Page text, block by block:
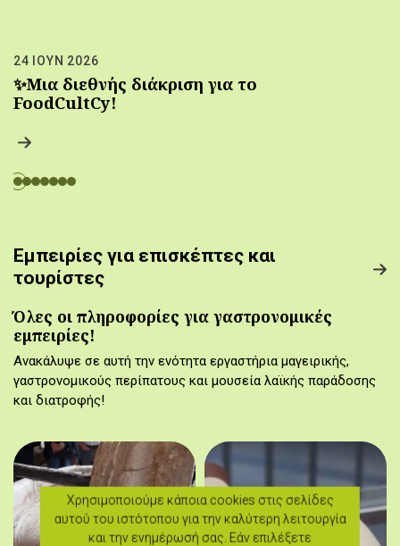
24 ΙΟΥΝ 2026
✨Μια διεθνής διάκριση για το
FoodCultCy!
Εμπειρίες για επισκέπτες και
τουρίστες
Όλες οι πληροφορίες για γαστρονομικές
εμπειρίες!
Ανακάλυψε σε αυτή την ενότητα εργαστήρια μαγειρικής,
γαστρονομικούς περίπατους και μουσεία λαϊκής παράδοσης
και διατροφής!
Χρησιμοποιούμε κάποια cookies στις σελίδες
αυτού του ιστότοπου για την καλύτερη λειτουργία
και την ενημέρωσή σας. Εάν επιλέξετε